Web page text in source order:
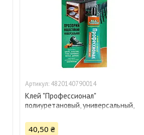
4820140790014
Клей "Профессионал"
полиуретановый, универсальный,
40,50 ₴